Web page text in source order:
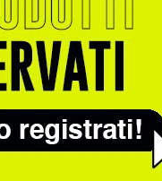
collaterali come
capsule.
assumere?
Si suggeriesce
3 grammi al giorno) e